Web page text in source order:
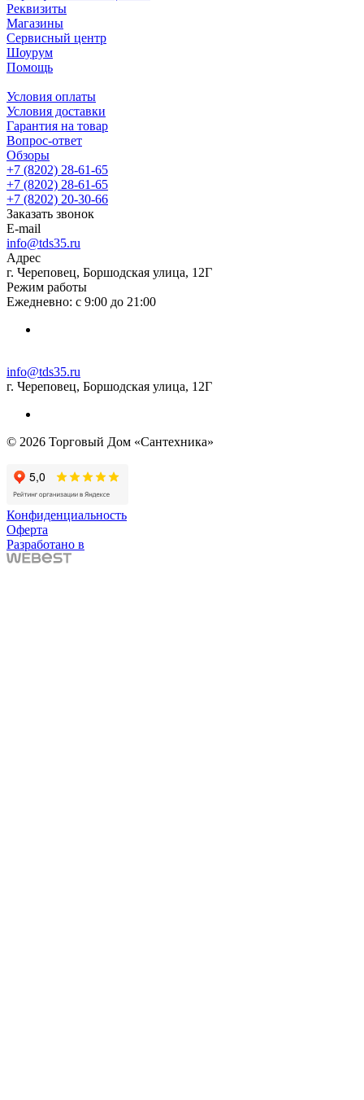
Реквизиты
Магазины
Сервисный центр
Шоурум
Помощь
Условия оплаты
Условия доставки
Гарантия на товар
Вопрос-ответ
Обзоры
+7 (8202) 28‑61-65
+7 (8202) 28‑61-65
+7 (8202) 20‑30-66
Заказать звонок
E-mail
info@tds35.ru
Адрес
г. Череповец, Боршодская улица, 12Г
Режим работы
Ежедневно: с 9:00 до 21:00
info@tds35.ru
г. Череповец, Боршодская улица, 12Г
© 2026 Торговый Дом «Сантехника»
Конфиденциальность
Оферта
Разработано в